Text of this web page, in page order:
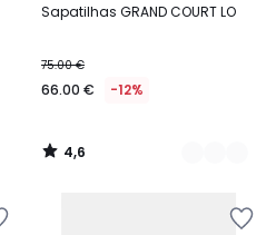
Sapatilhas GRAND COURT LO
75.00 €
66.00 € -12%
/ 5
Cores
4,6
/